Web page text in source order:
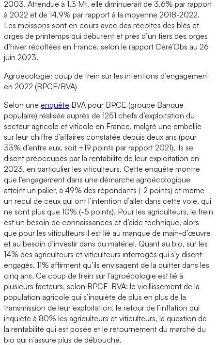
2003. Attendue à 1,3 Mt, elle diminuerait de 3,6% par rapport
à 2022 et de 14,9% par rapport à la moyenne 2018-2022.
Les moissons sont en cours avec des récoltes des blés et
orges de printemps qui débutent et près d’un tiers des orges
d’hiver récoltées en France, selon le rapport Céré’Obs au 26
juin 2023.
Agroécologie: coup de frein sur les intentions d’engagement
en 2022 (BPCE/BVA)
Selon une enquête BVA pour BPCE (groupe Banque
populaire) réalisée auprès de 1251 chefs d’exploitation du
secteur agricole et viticole en France, malgré une embellie
sur leur chiffre d’affaires constatée depuis deux ans (pour
33% d’entre eux, soit +19 points par rapport 2021), ils se
disent préoccupés par la rentabilité de leur exploitation en
2023, en particulier les viticulteurs. Cette enquête montre
que l’engagement dans une démarche agroécologique
atteint un palier, à 49% des répondants (-2 points) et même
un recul de ceux qui ont l’intention d’aller dans cette voie, qui
ne sont plus que 10% (-5 points). Pour les agriculteurs, le frein
est un besoin de connaissances et d’aide technique, alors
que pour les viticulteurs il est lié au manque de main-d’œuvre
et au besoin d’investir dans du matériel. Quant au bio, sur les
14% des agriculteurs et viticulteurs interrogés qui s'y disent
engagés, 11% affirment qu’ils envisagent de la quitter dans les
cinq ans. Ce coup de frein sur l’agroécologie est lié à
plusieurs facteurs, selon BPCE-BVA: le vieillissement de la
population agricole qui s’inquiète de plus en plus de la
transmission de leur exploitation, le retour de l’inflation qui
inquiète à 80% les agriculteurs et viticulteurs, la question de
la rentabilité qui est posée et le retournement du marché du
bio qui n’assure plus de débouché.